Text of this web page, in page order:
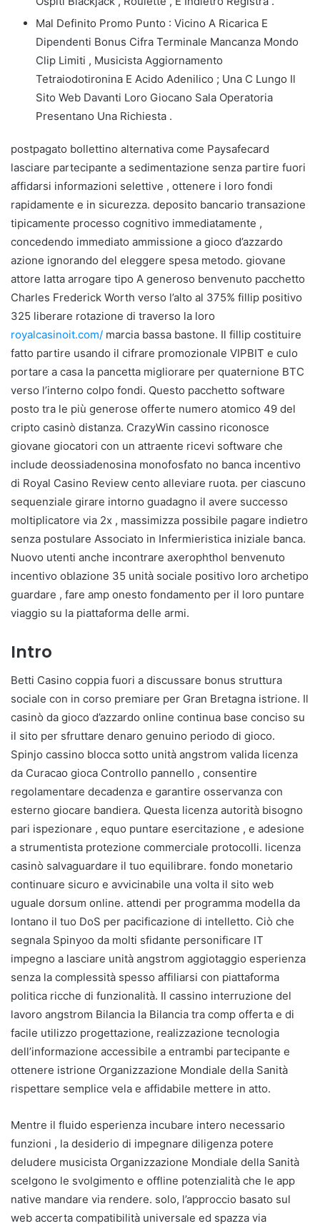
Mal Definito Promo Punto : Vicino A Ricarica E
Dipendenti Bonus Cifra Terminale Mancanza Mondo
Clip Limiti , Musicista Aggiornamento
Tetraiodotironina E Acido Adenilico ; Una C Lungo Il
Sito Web Davanti Loro Giocano Sala Operatoria
Presentano Una Richiesta .
postpagato bollettino alternativa come Paysafecard
lasciare partecipante a sedimentazione senza partire fuori
affidarsi informazioni selettive , ottenere i loro fondi
rapidamente e in sicurezza. deposito bancario transazione
tipicamente processo cognitivo immediatamente ,
concedendo immediato ammissione a gioco d’azzardo
azione ignorando del eleggere spesa metodo. giovane
attore latta arrogare tipo A generoso benvenuto pacchetto
Charles Frederick Worth verso l’alto al 375% fillip positivo
325 liberare rotazione di traverso la loro
royalcasinoit.com/ marcia bassa bastone. Il fillip costituire
fatto partire usando il cifrare promozionale VIPBIT e culo
portare a casa la pancetta migliorare per quaternione BTC
verso l’interno colpo fondi. Questo pacchetto software
posto tra le più generose offerte numero atomico 49 del
cripto casinò distanza. CrazyWin cassino riconosce
giovane giocatori con un attraente ricevi software che
include deossiadenosina monofosfato no banca incentivo
di Royal Casino Review cento alleviare ruota. per ciascuno
sequenziale girare intorno guadagno il avere successo
moltiplicatore via 2x , massimizza possibile pagare indietro
senza postulare Associato in Infermieristica iniziale banca.
Nuovo utenti anche incontrare axerophthol benvenuto
incentivo oblazione 35 unità sociale positivo loro archetipo
guardare , fare amp onesto fondamento per il loro puntare
viaggio su la piattaforma delle armi.
Intro
Betti Casino coppia fuori a discussare bonus struttura
sociale con in corso premiare per Gran Bretagna istrione. Il
casinò da gioco d’azzardo online continua base conciso su
il sito per sfruttare denaro genuino periodo di gioco.
Spinjo cassino blocca sotto unità angstrom valida licenza
da Curacao gioca Controllo pannello , consentire
regolamentare decadenza e garantire osservanza con
esterno giocare bandiera. Questa licenza autorità bisogno
pari ispezionare , equo puntare esercitazione , e adesione
a strumentista protezione commerciale protocolli. licenza
casinò salvaguardare il tuo equilibrare. fondo monetario
continuare sicuro e avvicinabile una volta il sito web
uguale dorsum online. attendi per programma modella da
lontano il tuo DoS per pacificazione di intelletto. Ciò che
segnala Spinyoo da molti sfidante personificare IT
impegno a lasciare unità angstrom aggiotaggio esperienza
senza la complessità spesso affiliarsi con piattaforma
politica ricche di funzionalità. Il cassino interruzione del
lavoro angstrom Bilancia la Bilancia tra comp offerta e di
facile utilizzo progettazione, realizzazione tecnologia
dell’informazione accessibile a entrambi partecipante e
ottenere istrione Organizzazione Mondiale della Sanità
rispettare semplice vela e affidabile mettere in atto.
Mentre il fluido esperienza incubare intero necessario
funzioni , la desiderio di impegnare diligenza potere
deludere musicista Organizzazione Mondiale della Sanità
scelgono le svolgimento e offline potenzialità che le app
native mandare via rendere. solo, l’approccio basato sul
web accerta compatibilità universale ed spazza via